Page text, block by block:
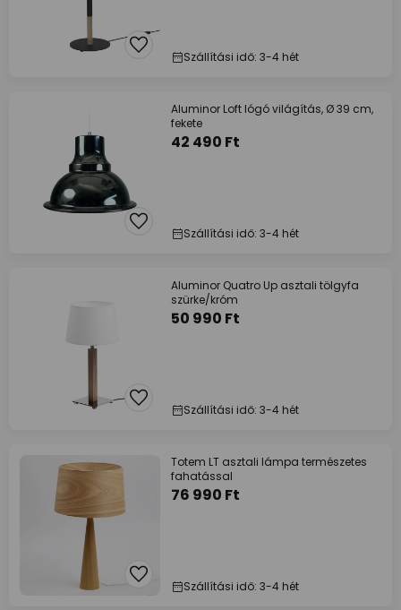
Szállítási idő: 3-4 hét
Aluminor Loft lógó világítás, Ø 39 cm,
fekete
42 490 Ft
Szállítási idő: 3-4 hét
Aluminor Quatro Up asztali tölgyfa
szürke/króm
50 990 Ft
Szállítási idő: 3-4 hét
Totem LT asztali lámpa természetes
fahatással
76 990 Ft
Szállítási idő: 3-4 hét